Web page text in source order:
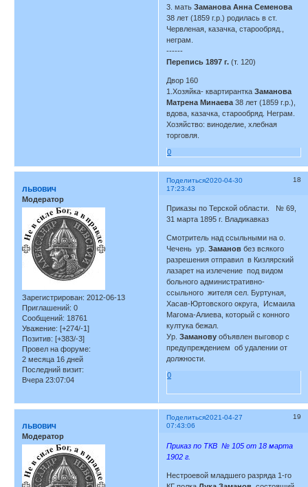
3. матьЗаманова Анна Семенова
38 лет (1859 г.р.) родилась в ст.
Червленая, казачка, старообряд.,
неграм.
------
Перепись 1897 г.(т. 120)
Двор 160
1.Хозяйка- квартиранткаЗаманова
Матрена Минаева 38 лет (1859 г.р.),
вдова, казачка, старообряд. Неграм.
Хозяйство: виноделие, хлебная
торговля.
0
Поделиться 18
2020-04-30
17:23:43
львович
Модератор
Зарегистрирован: 2012-06-13
Приглашений: 0
Сообщений: 18761
Уважение: [+274/-1]
Позитив: [+383/-3]
Провел на форуме:
2 месяца 16 дней
Последний визит:
Вчера 23:07:04
Приказы по Терской области. № 69,
31 марта 1895 г. Владикавказ
Смотритель над ссыльными на о.
Чечень ур.Заманов без всякого
разрешения отправил в Кизлярский
лазарет на излечение под видом
больного административно-
ссыльного жителя сел. Буртуная,
Хасав-Юртовского округа, Исмаила
Магома-Алиева, который с конного
култука бежал.
Ур.Заманову объявлен выговор с
предупреждением об удалении от
должности.
0
Поделиться 19
2021-04-27
07:43:06
львович
Модератор
Приказ по ТКВ № 105 от 18 марта
1902 г.
Нестроевой младшего разряда 1-го